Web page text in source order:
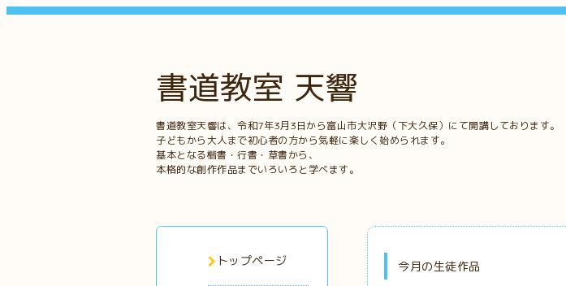
書道教室 天響
書道教室天響は、令和7年3月3日から富山市大沢野（下大久保）にて開講しております。
子どもから大人まで初心者の方から気軽に楽しく始められます。
基本となる楷書・行書・草書から、
本格的な創作作品までいろいろと学べます。
今月の生徒作品
トップページ